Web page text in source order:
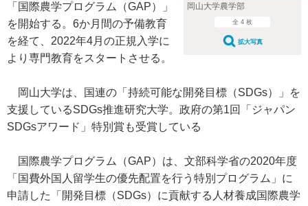
岡山大学農学部
全 4 枚
拡大写真
「国際農学プログラム（GAP）」
を開始する。6か月間の予備教育
を経て、2022年4月の正規入学に
より専門教育をスタートさせる。
岡山大学は、国連の「持続可能な開発目標（SDGs）」を
支援しているSDGs推進研究大学。政府の第1回「ジャパン
SDGsアワード」特別賞も受賞している
国際農学プログラム（GAP）は、文部科学省の2020年度
「国費外国人留学生の優先配置を行う特別プログラム」に
申請した「開発目標（SDGs）に貢献する人材養成国際農学